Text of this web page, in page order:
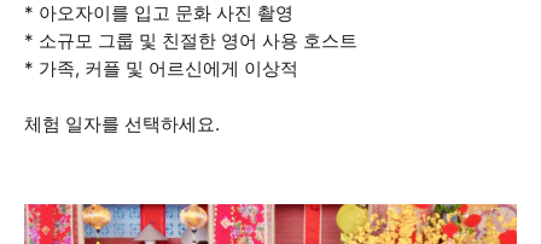
* 아오자이를 입고 문화 사진 촬영
* 소규모 그룹 및 친절한 영어 사용 호스트
* 가족, 커플 및 어르신에게 이상적
체험 일자를 선택하세요.